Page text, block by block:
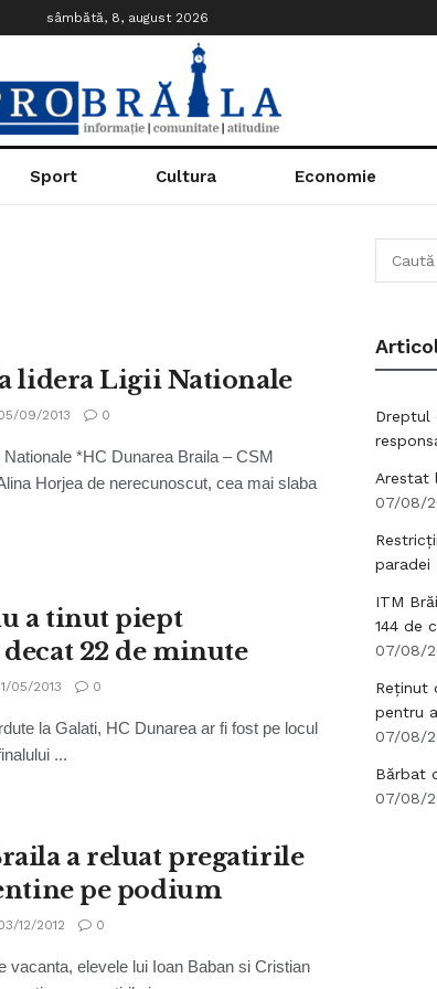
sâmbătă, 8, august 2026
Sport Cultura Economie
lidera Ligii Nationale
09/2013 0
*HC Dunarea Braila – CSM
Horjea de nerecunoscut, cea mai slaba
a tinut piept
22 de minute
05/2013 0
la Galati, HC Dunarea ar fi fost pe locul
...
a reluat pregatirile
pe podium
12/2012 0
vacanta, elevele lui Ioan Baban si Cristian
Dreptul
Arestat
07/08/
paradei
ITM
144 de
07/08/
Reținut
pentru
07/08/
Bărbat
07/08/